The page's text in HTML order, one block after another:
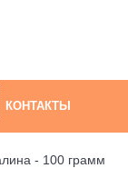
КОНТАКТЫ
- 100 грамм